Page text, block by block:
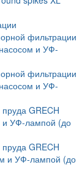
фильтрации
и УФ-
фильтрации
и УФ-
GRECH
и УФ-лампой (до
GRECH
и УФ-лампой (до